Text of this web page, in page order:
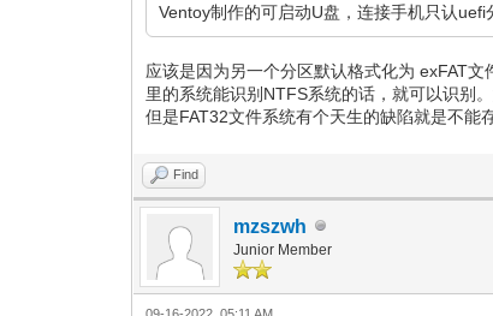
Ventoy制作的可启动U盘，连接手机只认
应该是因为另一个分区默认格式化为 exFAT
里的系统能识别NTFS系统的话，就可以识别
但是FAT32文件系统有个天生的缺陷就是不能
Find
mzszwh
Junior Member